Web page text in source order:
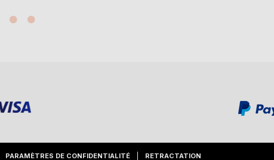
PARAMÈTRES DE CONFIDENTIALITÉ RETRACTATION